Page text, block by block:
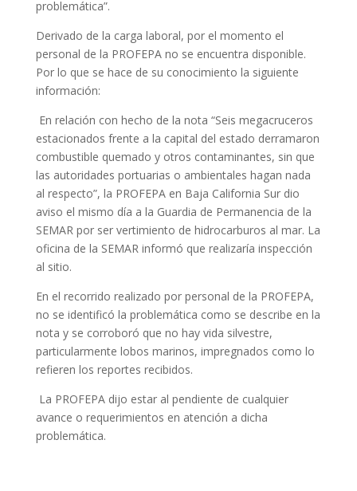
problemática”.
Derivado de la carga laboral, por el momento el
personal de la PROFEPA no se encuentra disponible.
Por lo que se hace de su conocimiento la siguiente
información:
En relación con hecho de la nota “Seis megacruceros
estacionados frente a la capital del estado derramaron
combustible quemado y otros contaminantes, sin que
las autoridades portuarias o ambientales hagan nada
al respecto”, la PROFEPA en Baja California Sur dio
aviso el mismo día a la Guardia de Permanencia de la
SEMAR por ser vertimiento de hidrocarburos al mar. La
oficina de la SEMAR informó que realizaría inspección
al sitio.
En el recorrido realizado por personal de la PROFEPA,
no se identificó la problemática como se describe en la
nota y se corroboró que no hay vida silvestre,
particularmente lobos marinos, impregnados como lo
refieren los reportes recibidos.
La PROFEPA dijo estar al pendiente de cualquier
avance o requerimientos en atención a dicha
problemática.